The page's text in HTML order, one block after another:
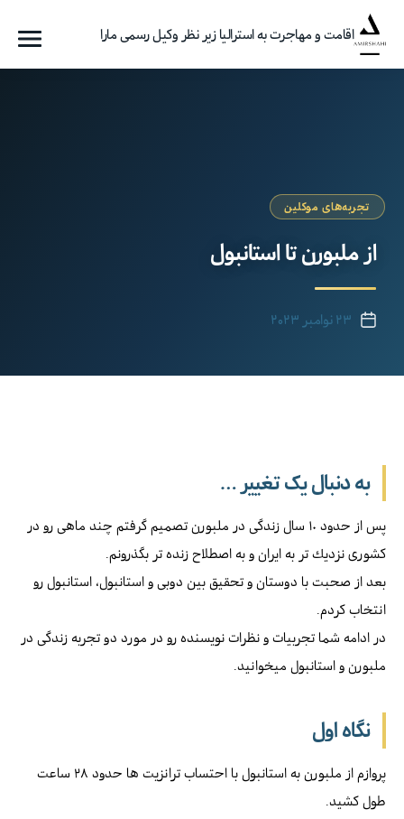
اقامت و مهاجرت به استرالیا زیر نظر وکیل رسمی مارا
تجربه‌های موکلین
از ملبورن تا استانبول
تاریخ۲۳ نوامبر ۲۰۲۳
به دنبال یک تغییر …
پس از حدود ١٠ سال زندگى در ملبورن تصميم گرفتم چند ماهى رو در
كشورى نزديك تر به ايران و به اصطلاح زنده تر بگذرونم.
بعد از صحبت با دوستان و تحقيق بين دوبى و استانبول، استانبول رو
انتخاب كردم.
در ادامه شما تجربيات و نظرات نويسنده رو در مورد دو تجربه زندگى در
ملبورن و استانبول ميخوانيد.
نگاه اول
پروازم از ملبورن به استانبول با احتساب ترانزيت ها حدود ٢٨ ساعت
طول كشيد.